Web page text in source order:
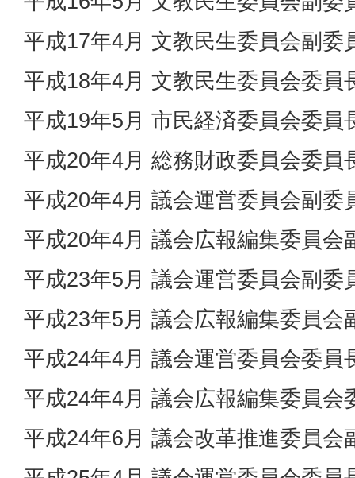
平成17年4月 文教民生委員会副委
平成18年4月 文教民生委員会委員
平成19年5月 市民経済委員会委員
平成20年4月 総務財政委員会委員
平成20年4月 議会運営委員会副委
平成20年4月 議会広報編集委員会
平成23年5月 議会運営委員会副委
平成23年5月 議会広報編集委員会
平成24年4月 議会運営委員会委員
平成24年4月 議会広報編集委員会
平成24年6月 議会改革推進委員会